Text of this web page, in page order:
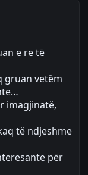
e re të
gruan vetëm
imagjinatë,
të ndjeshme
për